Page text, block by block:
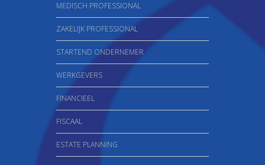
MEDISCH PROFESSIONAL
ZAKELIJK PROFESSIONAL
STARTEND ONDERNEMER
WERKGEVERS
FINANCIEEL
FISCAAL
ESTATE PLANNING